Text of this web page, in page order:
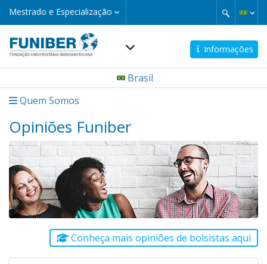
Pular
conteúdo
principal
Mestrado e Especialização
Mestrado
e
Informações
Navegación
Brasil
Quem Somos
Opiniões Funiber
Conheça mais opiniões de bolsistas aqui